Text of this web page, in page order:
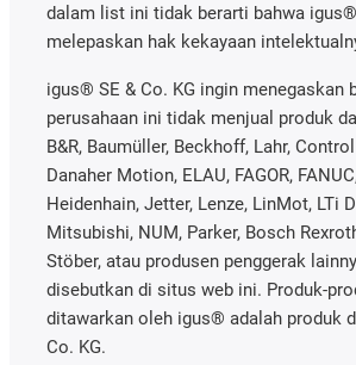
dalam list ini tidak berarti bahwa igus®
melepaskan hak kekayaan
igus® SE & Co. KG ingin menegaskan
perusahaan ini tidak menjual produk
B&R, Baumüller, Beckhoff, Lahr,
Danaher Motion, ELAU, FAGOR,
Heidenhain, Jetter, Lenze, LinMot, LTi
Mitsubishi, NUM, Parker, Bosch
Stöber, atau produsen penggerak
disebutkan di situs web ini. Produk-
ditawarkan oleh igus® adalah produk
Co. KG.